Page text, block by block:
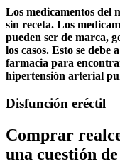
Los medicamentos del
sin receta. Los
pueden ser de marca,
los casos. Esto se debe
farmacia para
hipertensión arterial
Disfunción eréctil
Comprar
una cuestión